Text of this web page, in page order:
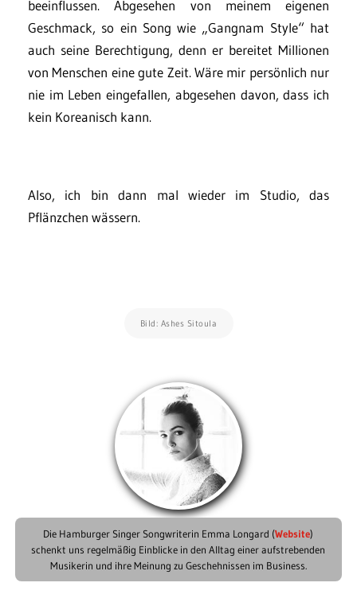
beeinflussen. Abgesehen von meinem eigenen
Geschmack, so ein Song wie „Gangnam Style“ hat
auch seine Berechtigung, denn er bereitet Millionen
von Menschen eine gute Zeit. Wäre mir persönlich nur
nie im Leben eingefallen, abgesehen davon, dass ich
kein Koreanisch kann.
Also, ich bin dann mal wieder im Studio, das
Pflänzchen wässern.
Bild: Ashes Sitoula
Die Hamburger Singer Songwriterin Emma Longard (Website)
schenkt uns regelmäßig Einblicke in den Alltag einer aufstrebenden
Musikerin und ihre Meinung zu Geschehnissen im Business.